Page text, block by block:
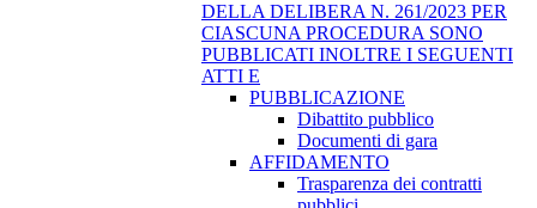
DELLA DELIBERA N. 261/2023 PER
CIASCUNA PROCEDURA SONO
PUBBLICATI INOLTRE I SEGUENTI
ATTI E
PUBBLICAZIONE
Dibattito pubblico
Documenti di gara
AFFIDAMENTO
Trasparenza dei contratti